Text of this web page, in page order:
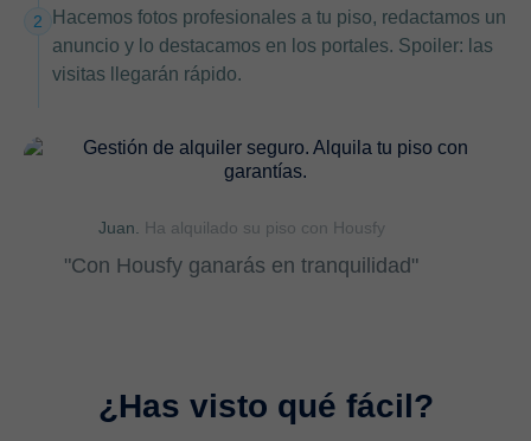
Juan. Ha alquilado su piso con Housfy
"Con Housfy ganarás en tranquilidad"
2
Hacemos fotos profesionales a tu piso, redactamos un
anuncio y lo destacamos en los portales. Spoiler: las
visitas llegarán rápido.
¿Has visto qué fácil?